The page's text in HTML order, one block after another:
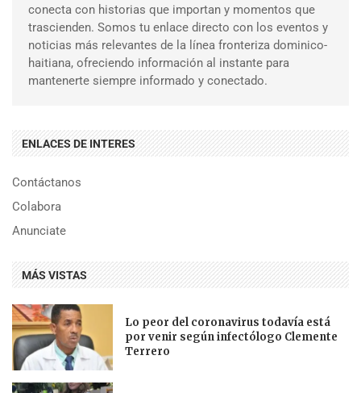
conecta con historias que importan y momentos que
trascienden. Somos tu enlace directo con los eventos y
noticias más relevantes de la línea fronteriza dominico-
haitiana, ofreciendo información al instante para
mantenerte siempre informado y conectado.
ENLACES DE INTERES
Contáctanos
Colabora
Anunciate
MÁS VISTAS
Lo peor del coronavirus todavía está
por venir según infectólogo Clemente
Terrero